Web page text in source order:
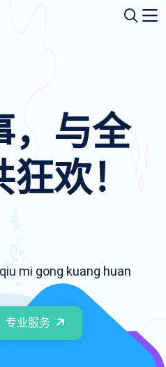
，与全
欢！
mi gong kuang huan
专业服务